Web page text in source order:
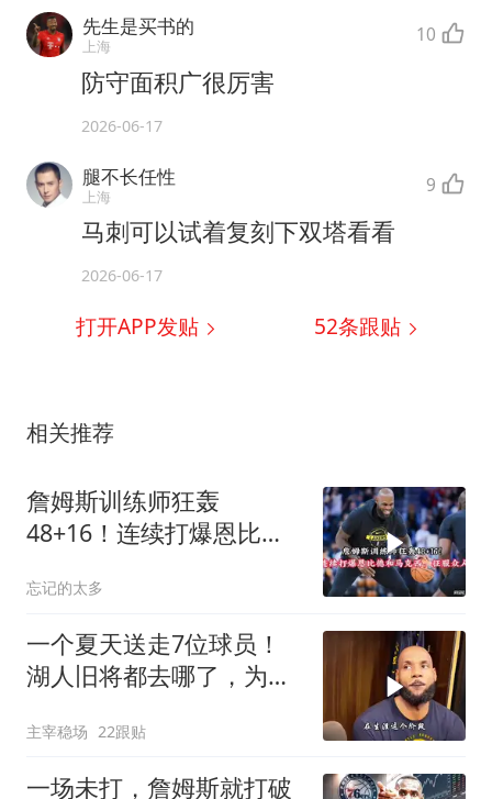
先生是买书的
上海 10
防守面积广很厉害
2026-06-17
腿不长任性
上海 9
马刺可以试着复刻下双塔看看
2026-06-17
打开APP发贴 52条跟贴
相关推荐
詹姆斯训练师狂轰
48+16！连续打爆恩比德
忘记的太多
一个夏天送走7位球员！
湖人旧将都去哪了，为何
主宰稳场 22跟贴
一场未打，詹姆斯就打破